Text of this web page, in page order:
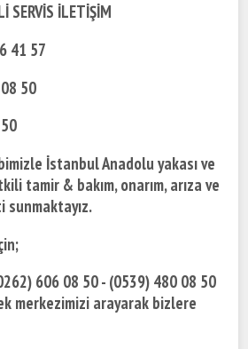
SERVİS İLETİŞİM
41 57
50
İstanbul Anadolu yakası ve
tamir & bakım, onarım, arıza ve
606 08 50 - (0539) 480 08 50
merkezimizi arayarak bizlere